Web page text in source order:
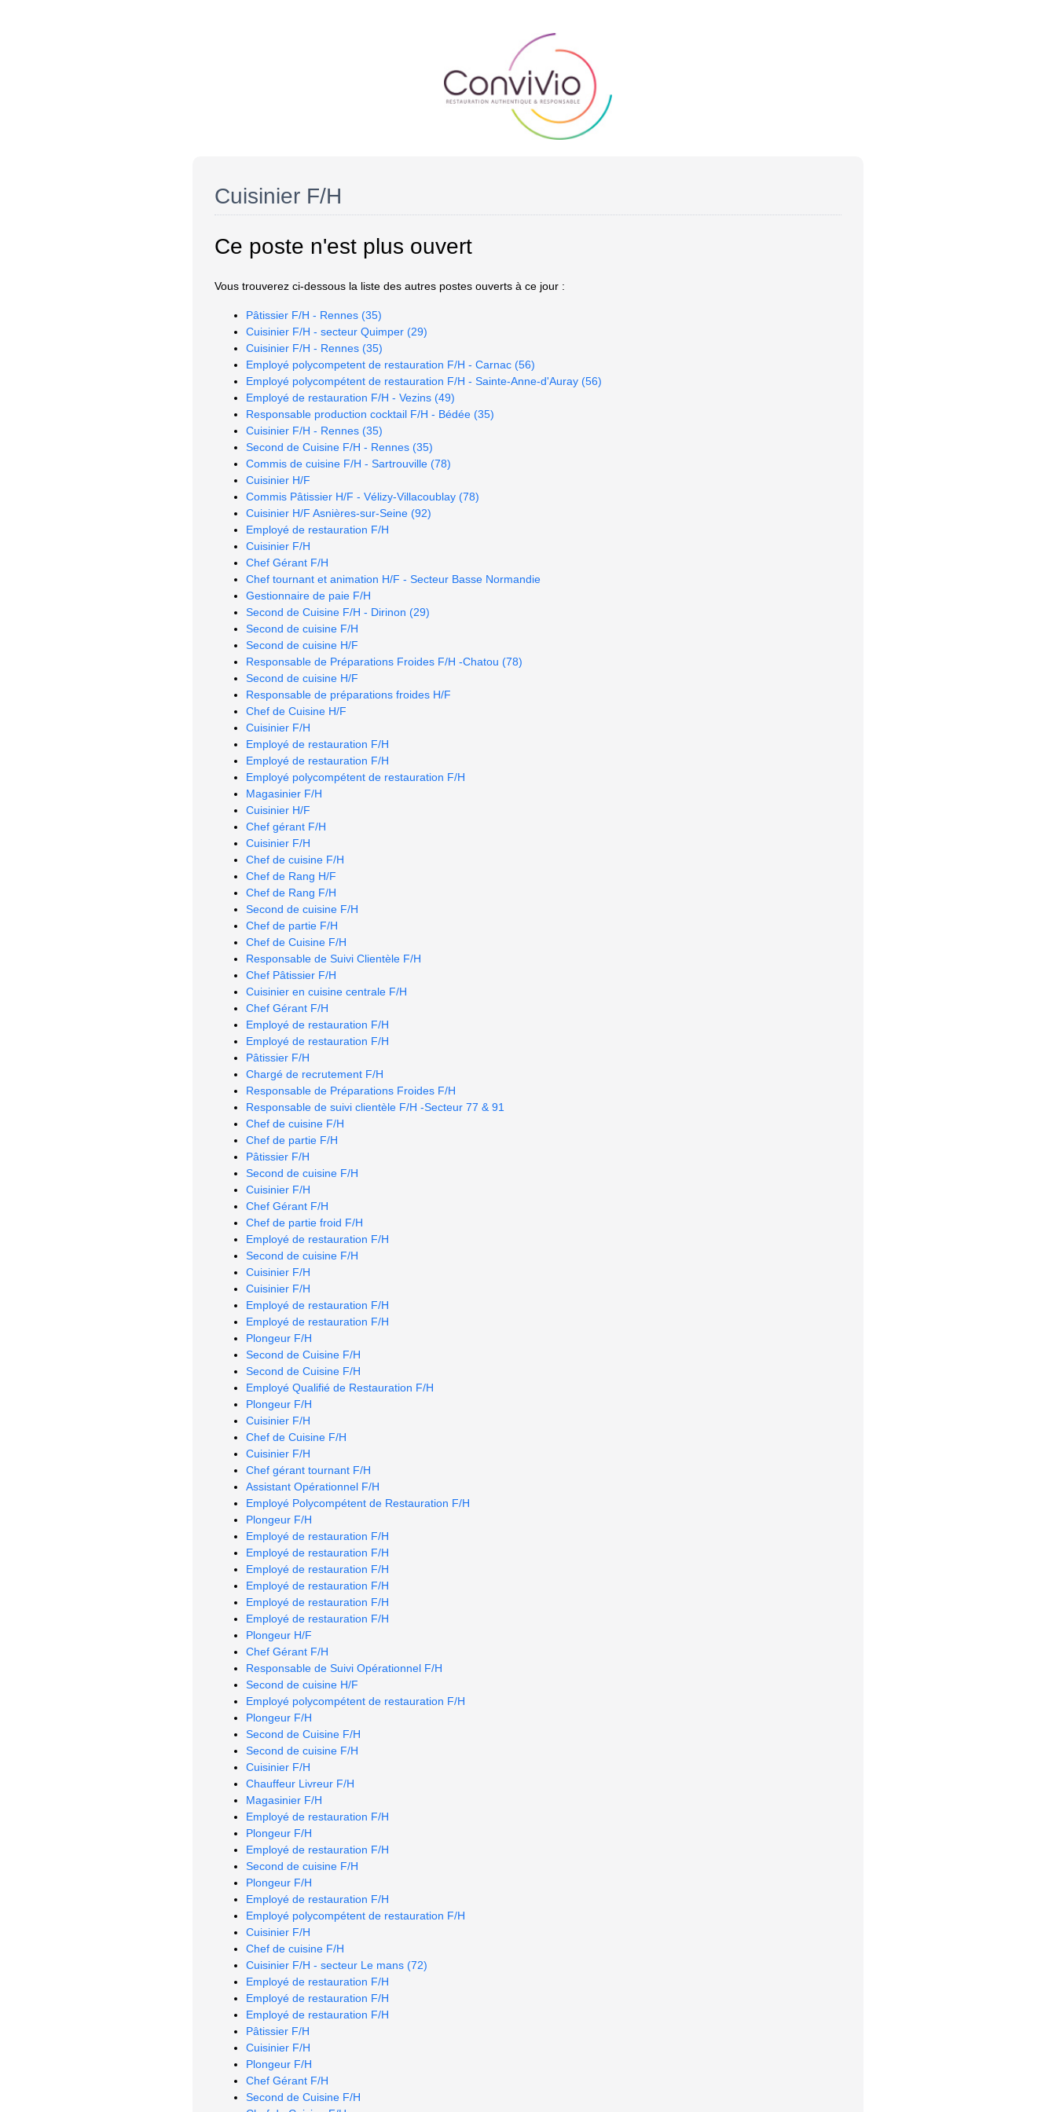
Cuisinier F/H
Ce poste n'est plus ouvert
Vous trouverez ci-dessous la liste des autres postes ouverts à ce jour :
Pâtissier F/H - Rennes (35)
Cuisinier F/H - secteur Quimper (29)
Cuisinier F/H - Rennes (35)
Employé polycompetent de restauration F/H - Carnac (56)
Employé polycompétent de restauration F/H - Sainte-Anne-d'Auray (56)
Employé de restauration F/H - Vezins (49)
Responsable production cocktail F/H - Bédée (35)
Cuisinier F/H - Rennes (35)
Second de Cuisine F/H - Rennes (35)
Commis de cuisine F/H - Sartrouville (78)
Cuisinier H/F
Commis Pâtissier H/F - Vélizy-Villacoublay (78)
Cuisinier H/F Asnières-sur-Seine (92)
Employé de restauration F/H
Cuisinier F/H
Chef Gérant F/H
Chef tournant et animation H/F - Secteur Basse Normandie
Gestionnaire de paie F/H
Second de Cuisine F/H - Dirinon (29)
Second de cuisine F/H
Second de cuisine H/F
Responsable de Préparations Froides F/H -Chatou (78)
Second de cuisine H/F
Responsable de préparations froides H/F
Chef de Cuisine H/F
Cuisinier F/H
Employé de restauration F/H
Employé de restauration F/H
Employé polycompétent de restauration F/H
Magasinier F/H
Cuisinier H/F
Chef gérant F/H
Cuisinier F/H
Chef de cuisine F/H
Chef de Rang H/F
Chef de Rang F/H
Second de cuisine F/H
Chef de partie F/H
Chef de Cuisine F/H
Responsable de Suivi Clientèle F/H
Chef Pâtissier F/H
Cuisinier en cuisine centrale F/H
Chef Gérant F/H
Employé de restauration F/H
Employé de restauration F/H
Pâtissier F/H
Chargé de recrutement F/H
Responsable de Préparations Froides F/H
Responsable de suivi clientèle F/H -Secteur 77 & 91
Chef de cuisine F/H
Chef de partie F/H
Pâtissier F/H
Second de cuisine F/H
Cuisinier F/H
Chef Gérant F/H
Chef de partie froid F/H
Employé de restauration F/H
Second de cuisine F/H
Cuisinier F/H
Cuisinier F/H
Employé de restauration F/H
Employé de restauration F/H
Plongeur F/H
Second de Cuisine F/H
Second de Cuisine F/H
Employé Qualifié de Restauration F/H
Plongeur F/H
Cuisinier F/H
Chef de Cuisine F/H
Cuisinier F/H
Chef gérant tournant F/H
Assistant Opérationnel F/H
Employé Polycompétent de Restauration F/H
Plongeur F/H
Employé de restauration F/H
Employé de restauration F/H
Employé de restauration F/H
Employé de restauration F/H
Employé de restauration F/H
Employé de restauration F/H
Plongeur H/F
Chef Gérant F/H
Responsable de Suivi Opérationnel F/H
Second de cuisine H/F
Employé polycompétent de restauration F/H
Plongeur F/H
Second de Cuisine F/H
Second de cuisine F/H
Cuisinier F/H
Chauffeur Livreur F/H
Magasinier F/H
Employé de restauration F/H
Plongeur F/H
Employé de restauration F/H
Second de cuisine F/H
Plongeur F/H
Employé de restauration F/H
Employé polycompétent de restauration F/H
Cuisinier F/H
Chef de cuisine F/H
Cuisinier F/H - secteur Le mans (72)
Employé de restauration F/H
Employé de restauration F/H
Employé de restauration F/H
Pâtissier F/H
Cuisinier F/H
Plongeur F/H
Chef Gérant F/H
Second de Cuisine F/H